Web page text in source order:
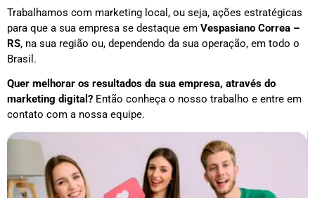
Trabalhamos com marketing local, ou seja, ações estratégicas
para que a sua empresa se destaque em Vespasiano Correa –
RS, na sua região ou, dependendo da sua operação, em todo o
Brasil.
Quer melhorar os resultados da sua empresa, através do
marketing digital? Então conheça o nosso trabalho e entre em
contato com a nossa equipe.